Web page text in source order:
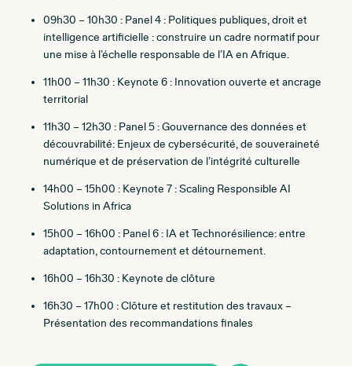
09h30 – 10h30 : Panel 4 : Politiques publiques, droit et
intelligence artificielle : construire un cadre normatif pour
une mise à l’échelle responsable de l’IA en Afrique.
11h00 – 11h30 : Keynote 6 : Innovation ouverte et ancrage
territorial
11h30 – 12h30 : Panel 5 : Gouvernance des données et
découvrabilité: Enjeux de cybersécurité, de souveraineté
numérique et de préservation de l’intégrité culturelle
14h00 – 15h00 : Keynote 7 : Scaling Responsible AI
Solutions in Africa
15h00 – 16h00 : Panel 6 : IA et Technorésilience: entre
adaptation, contournement et détournement.
16h00 – 16h30 : Keynote de clôture
16h30 – 17h00 : Clôture et restitution des travaux –
Présentation des recommandations finales